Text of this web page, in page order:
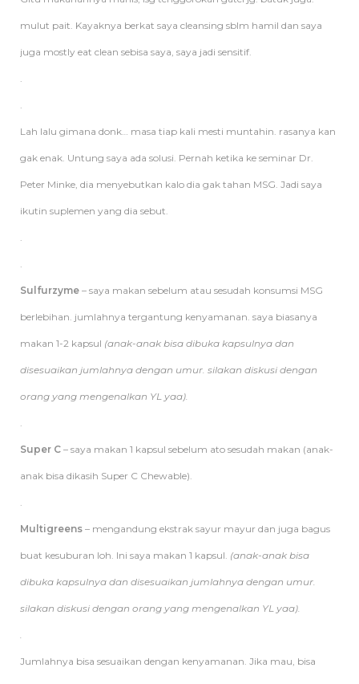
mulut pait. Kayaknya berkat saya cleansing sblm hamil dan saya
juga mostly eat clean sebisa saya, saya jadi sensitif.
Lah lalu gimana donk… masa tiap kali mesti muntahin. rasanya kan
gak enak. Untung saya ada solusi. Pernah ketika ke seminar Dr.
Peter Minke, dia menyebutkan kalo dia gak tahan MSG. Jadi saya
ikutin suplemen yang dia sebut.
Sulfurzyme – saya makan sebelum atau sesudah konsumsi MSG
berlebihan. jumlahnya tergantung kenyamanan. saya biasanya
makan 1-2 kapsul (anak-anak bisa dibuka kapsulnya dan
disesuaikan jumlahnya dengan umur. silakan diskusi dengan
orang yang mengenalkan YL yaa).
Super C – saya makan 1 kapsul sebelum ato sesudah makan (anak-
anak bisa dikasih Super C Chewable).
Multigreens – mengandung ekstrak sayur mayur dan juga bagus
buat kesuburan loh. Ini saya makan 1 kapsul. (anak-anak bisa
dibuka kapsulnya dan disesuaikan jumlahnya dengan umur.
silakan diskusi dengan orang yang mengenalkan YL yaa).
Jumlahnya bisa sesuaikan dengan kenyamanan. Jika mau, bisa